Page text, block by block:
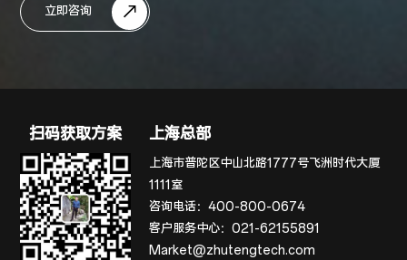
立即咨询
扫码获取方案 上海总部
上海市普陀区中山北路1777号飞洲时代大厦
1111室
咨询电话：400-800-0674
客户服务中心：021-62155891
Market@zhutengtech.com